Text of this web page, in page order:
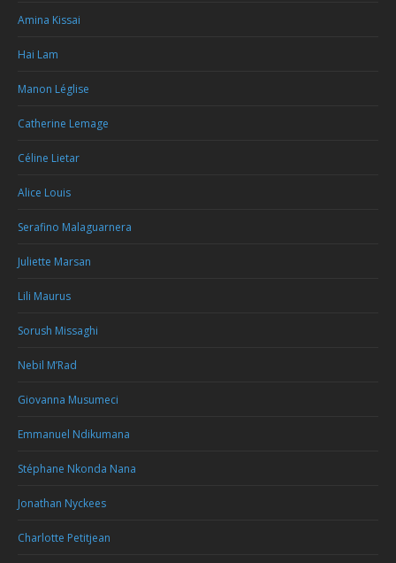
Amina Kissai
Hai Lam
Manon Léglise
Catherine Lemage
Céline Lietar
Alice Louis
Serafino Malaguarnera
Juliette Marsan
Lili Maurus
Sorush Missaghi
Nebil M’Rad
Giovanna Musumeci
Emmanuel Ndikumana
Stéphane Nkonda Nana
Jonathan Nyckees
Charlotte Petitjean